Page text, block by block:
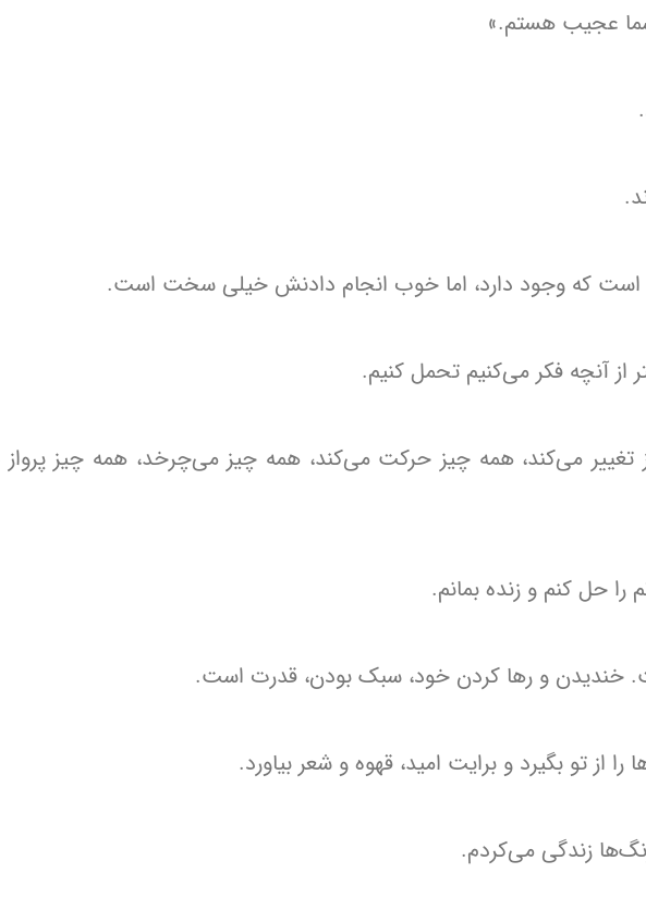
شما عجیب هستم.»
است که وجود دارد، اما خوب انجام دادنش خیلی سخت است.
از آنچه فکر می‌کنیم تحمل کنیم.
می‌کند، همه چیز حرکت می‌کند، همه چیز می‌چرخد، همه چیز پرواز
حل کنم و زنده بمانم.
خندیدن و رها کردن خود، سبک بودن، قدرت است.
از تو بگیرد و برایت امید، قهوه و شعر بیاورد.
زندگی می‌کردم.